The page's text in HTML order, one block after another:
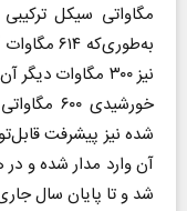
مگاواتی سیکل
به‌طوری‌که
نیز ۳۰۰ مگاوات
خورشیدی
شد و تا پایان سال جاری، رقم